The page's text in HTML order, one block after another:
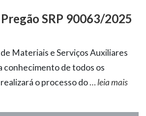
SRP 90063/2025
Materiais e Serviços Auxiliares
conhecimento de todos os
o processo do…leia mais